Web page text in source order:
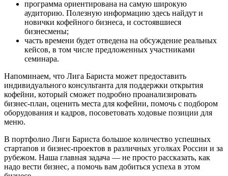
программа ориентирована на самую широкую
аудиторию. Полезную информацию здесь найдут и
новички кофейного бизнеса, и состоявшиеся
бизнесмены;
часть времени будет отведена на обсуждение реальных
кейсов, в том числе предложенных участниками
семинара.
Напоминаем, что Лига Бариста может предоставить
индивидуального консультанта для поддержки открытия
кофейни, который сможет подробно проанализировать
бизнес-план, оценить места для кофейни, помочь с подбором
оборудования и кадров, посоветовать ходовые позиции для
меню.
В портфолио Лиги Бариста большое количество успешных
стартапов и бизнес-проектов в различных уголках России и за
рубежом. Наша главная задача — не просто рассказать, как
надо вести бизнес, а помочь вам добиться успеха в этом